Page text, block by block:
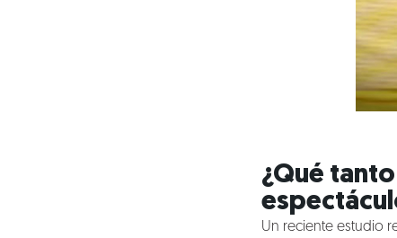
¿Qué
Un reciente estudio